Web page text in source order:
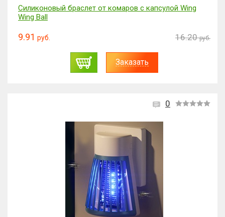
Силиконовый браслет от комаров с капсулой Wing
Wing Ball
9.91 руб. 16.20 руб.
Заказать
0